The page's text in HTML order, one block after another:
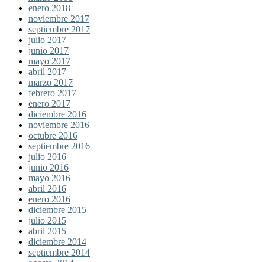
enero 2018
noviembre 2017
septiembre 2017
julio 2017
junio 2017
mayo 2017
abril 2017
marzo 2017
febrero 2017
enero 2017
diciembre 2016
noviembre 2016
octubre 2016
septiembre 2016
julio 2016
junio 2016
mayo 2016
abril 2016
enero 2016
diciembre 2015
julio 2015
abril 2015
diciembre 2014
septiembre 2014